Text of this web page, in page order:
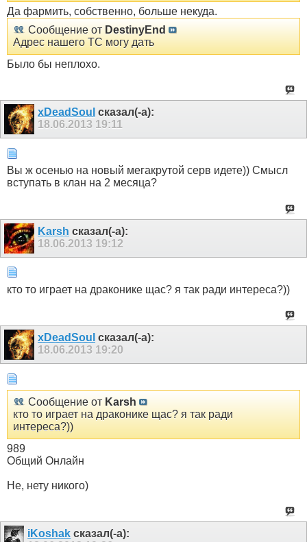
Да фармить, собственно, больше некуда.
Сообщение от DestinyEnd
Адрес нашего ТС могу дать
Было бы неплохо.
xDeadSoul сказал(-а):
18.06.2013 19:11
Вы ж осенью на новый мегакрутой серв идете)) Смысл
вступать в клан на 2 месяца?
Karsh сказал(-а):
18.06.2013 19:12
кто то играет на драконике щас? я так ради интереса?))
xDeadSoul сказал(-а):
18.06.2013 19:20
Сообщение от Karsh
кто то играет на драконике щас? я так ради
интереса?))
989
Общий Онлайн
Не, нету никого)
iKoshak сказал(-а):